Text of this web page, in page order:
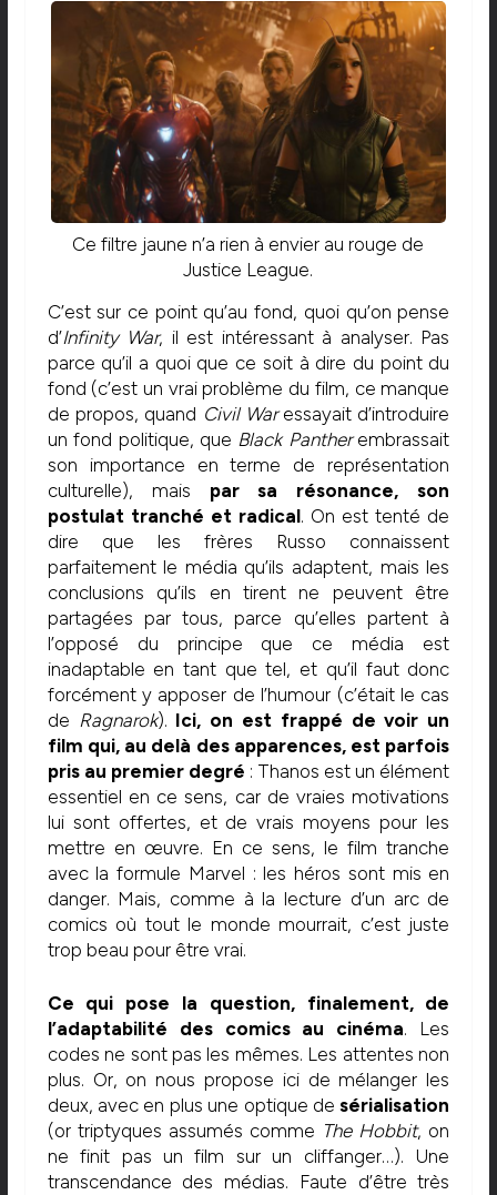
Ce filtre jaune n’a rien à envier au rouge de
Justice League.
C’est sur ce point qu’au fond, quoi qu’on pense
d’Infinity War, il est intéressant à analyser. Pas
parce qu’il a quoi que ce soit à dire du point du
fond (c’est un vrai problème du film, ce manque
de propos, quand Civil Waressayait d’introduire
un fond politique, que Black Pantherembrassait
son importance en terme de représentation
culturelle), mais par sa résonance, son
postulat tranché et radical. On est tenté de
dire que les frères Russo connaissent
parfaitement le média qu’ils adaptent, mais les
conclusions qu’ils en tirent ne peuvent être
partagées par tous, parce qu’elles partent à
l’opposé du principe que ce média est
inadaptable en tant que tel, et qu’il faut donc
forcément y apposer de l’humour (c’était le cas
de Ragnarok). Ici, on est frappé de voir un
film qui, au delà des apparences, est parfois
pris au premier degré : Thanos est un élément
essentiel en ce sens, car de vraies motivations
lui sont offertes, et de vrais moyens pour les
mettre en œuvre. En ce sens, le film tranche
avec la formule Marvel : les héros sont mis en
danger. Mais, comme à la lecture d’un arc de
comics où tout le monde mourrait, c’est juste
trop beau pour être vrai.
Ce qui pose la question, finalement, de
l’adaptabilité des comics au cinéma. Les
codes ne sont pas les mêmes. Les attentes non
plus. Or, on nous propose ici de mélanger les
deux, avec en plus une optique desérialisation
(or triptyques assumés comme The Hobbit, on
ne finit pas un film sur un cliffanger…). Une
transcendance des médias. Faute d’être très